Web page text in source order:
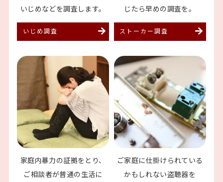
いじめなどを調査します。
いじめ調査
じたら早めの調査を。
ストーカー調査
家庭内暴力の証拠をとり、
ご相談者が普通の生活に
ご家庭に仕掛けられている
かもしれない盗聴器を